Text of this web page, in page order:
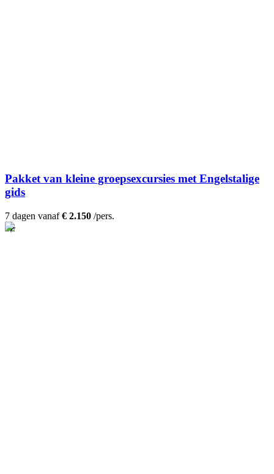
Pakket van kleine groepsexcursies met Engelstalige
gids
7 dagen vanaf€ 2.150 /pers.